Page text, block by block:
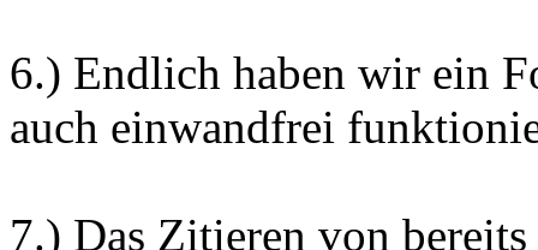
6.) Endlich haben wir ein
auch einwandfrei
7.) Das Zitieren von